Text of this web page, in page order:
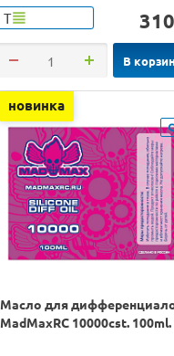
Т 310
В
новинка
Масло для
MadMaxRC 10000cst. 100ml.